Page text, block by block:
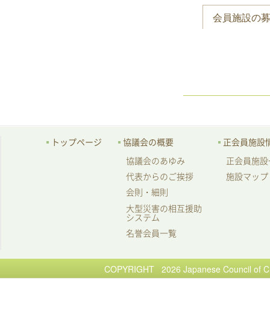
会員施設の
トップページ 協議会の概要
協議会のあゆみ
代表からのご挨拶
会則・細則
大型災害の相互援助
システム
名誉会員一覧
正会員施設
正会員施
施設マップ
COPYRIGHT 2026 Japanese Council of